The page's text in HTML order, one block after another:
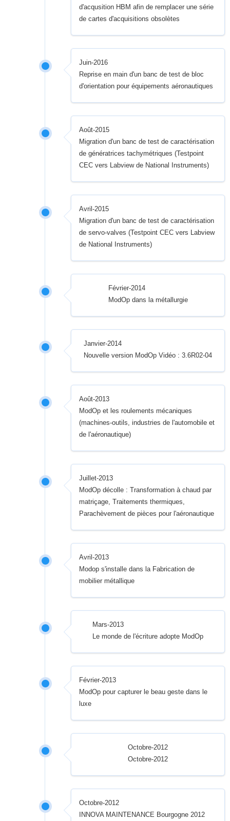
d'acqusition HBM afin de remplacer une série
de cartes d'acquisitions obsolètes
Juin-2016
Reprise en main d'un banc de test de bloc
d'orientation pour équipements aéronautiques
Août-2015
Migration d'un banc de test de caractérisation
de génératrices tachymétriques (Testpoint
CEC vers Labview de National Instruments)
Avril-2015
Migration d'un banc de test de caractérisation
de servo-valves (Testpoint CEC vers Labview
de National Instruments)
Février-2014
ModOp dans la métallurgie
Janvier-2014
Nouvelle version ModOp Vidéo : 3.6R02-04
Août-2013
ModOp et les roulements mécaniques
(machines-outils, industries de l'automobile et
de l'aéronautique)
Juillet-2013
ModOp décolle : Transformation à chaud par
matriçage, Traitements thermiques,
Parachèvement de pièces pour l'aéronautique
Avril-2013
Modop s'installe dans la Fabrication de
mobilier métallique
Mars-2013
Le monde de l'écriture adopte ModOp
Février-2013
ModOp pour capturer le beau geste dans le
luxe
Octobre-2012
Octobre-2012
Octobre-2012
INNOVA MAINTENANCE Bourgogne 2012